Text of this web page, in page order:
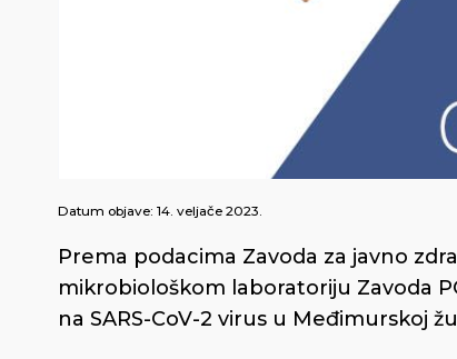
Datum objave: 14. veljače 2023.
Prema podacima Zavoda za javno
mikrobiološkom laboratoriju Zavoda
na SARS-CoV-2 virus u Međimurskoj